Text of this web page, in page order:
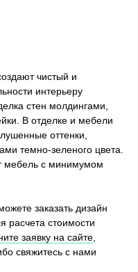
чистый и
интерьеру
стен молдингами,
В отделке и мебели
оттенки,
темно-зеленого цвета.
мебель с минимумом
заказать дизайн
расчета стоимости
заявку на сайте,
свяжитесь с нами